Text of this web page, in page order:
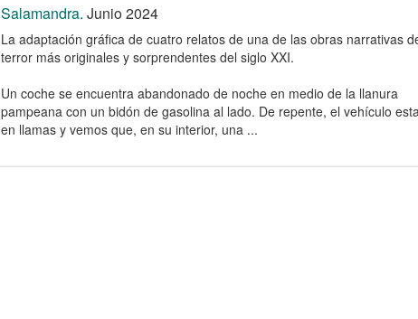
Salamandra. Junio 2024
La adaptación gráfica de cuatro relatos de una de las obras narrativas
terror más originales y sorprendentes del siglo XXI.
Un coche se encuentra abandonado de noche en medio de la llanura
pampeana con un bidón de gasolina al lado. De repente, el vehículo
en llamas y vemos que, en su interior, una ...